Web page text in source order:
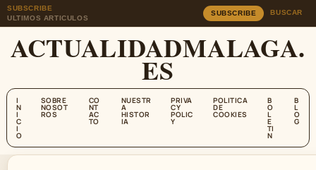
SUBSCRIBE
ULTIMOS ARTICULOS
SUBSCRIBE BUSCAR
ACTUALIDADMALAGA.
ES
I
N
I
C
I
O
SOBRE
NOSOT
ROS
CO
NT
AC
TO
NUESTR
A
HISTOR
IA
PRIVA
CY
POLIC
Y
POLITICA
DE
COOKIES
B
O
L
E
TI
N
B
L
O
G